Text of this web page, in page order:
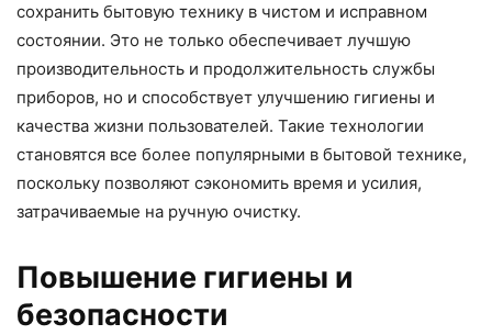
сохранить бытовую технику в чистом и исправном
состоянии. Это не только обеспечивает лучшую
производительность и продолжительность службы
приборов, но и способствует улучшению гигиены и
качества жизни пользователей. Такие технологии
становятся все более популярными в бытовой технике,
поскольку позволяют сэкономить время и усилия,
затрачиваемые на ручную очистку.
Повышение гигиены и
безопасности